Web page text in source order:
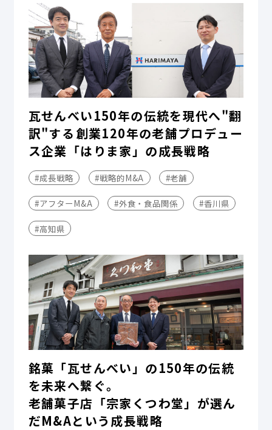
瓦せんべい150年の伝統を現代へ"翻
訳"する――創業120年の老舗プロデュー
ス企業「はりま家」の成長戦略
#成長戦略 #戦略的M&A #老舗
#アフターM&A #外食・食品関係 #香川県
#高知県
銘菓「瓦せんべい」の150年の伝統
を未来へ繋ぐ。
老舗菓子店「宗家くつわ堂」が選ん
だM&Aという成長戦略